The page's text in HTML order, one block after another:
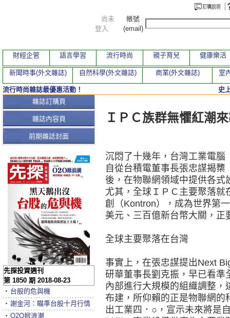
本期文章
ＩＰＣ族群無懼紅潮
沉悶了十幾年，台灣工業電
自從台積電董事長張忠謀揭
後，在物聯網領域中提供各式
尤其，全球ＩＰＣ主要聚落
創（Kontron），成為世界第
美元、三百億新台幣大關，正
全球主要聚落在台灣
事實上，在張忠謀提出Next
研華董事長劉克振，早已看準
內部進行大規模的組織調整
布建，所仰賴的正是物聯網的
出工業四．○，宣示未來將是
雜誌訂購頁
雜誌內容頁
前期雜誌封面
先探投資週刊
第 1850 期 2018-08-23
‧ 台股的危與機
‧ 謝金河：瞄準台股十月行情
‧ O2O掀浪潮
尚未
登入
帳號
(email)
財經企管 語言學習 流行時尚 親子育兒 健康樂活
新聞時事(外文雜誌) 自然科學(外文雜誌) 商業(外文雜誌) 室
流行時尚雜誌最優惠活動！ 史